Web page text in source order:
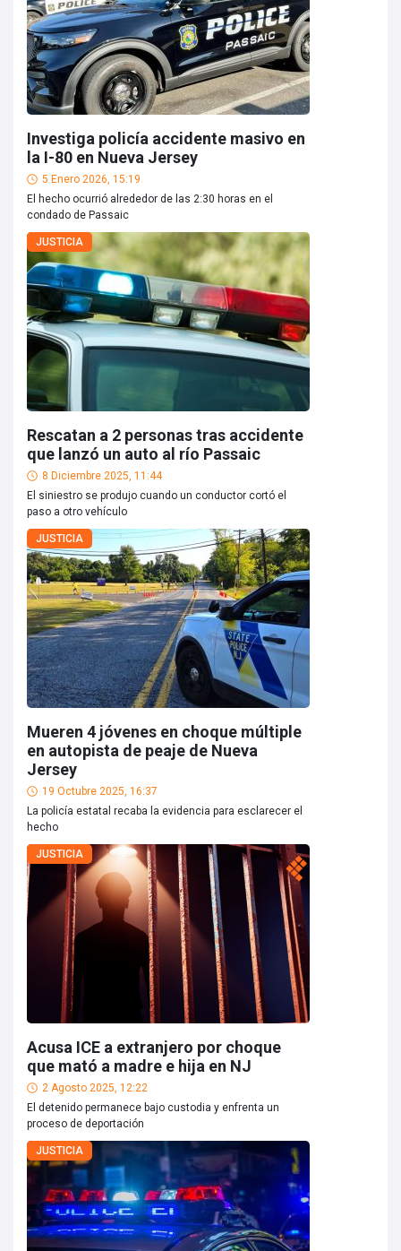
Investiga policía accidente masivo en
la I-80 en Nueva Jersey
5 Enero 2026, 15:19
El hecho ocurrió alrededor de las 2:30 horas en el
condado de Passaic
JUSTICIA
Rescatan a 2 personas tras accidente
que lanzó un auto al río Passaic
8 Diciembre 2025, 11:44
El siniestro se produjo cuando un conductor cortó el
paso a otro vehículo
JUSTICIA
Mueren 4 jóvenes en choque múltiple
en autopista de peaje de Nueva
Jersey
19 Octubre 2025, 16:37
La policía estatal recaba la evidencia para esclarecer el
hecho
JUSTICIA
Acusa ICE a extranjero por choque
que mató a madre e hija en NJ
2 Agosto 2025, 12:22
El detenido permanece bajo custodia y enfrenta un
proceso de deportación
JUSTICIA